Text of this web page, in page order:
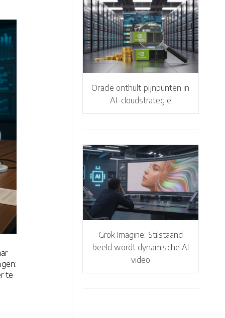
te
Oracle onthult pijnpunten in
AI-cloudstrategie
Grok Imagine: Stilstaand
beeld wordt dynamische AI
video